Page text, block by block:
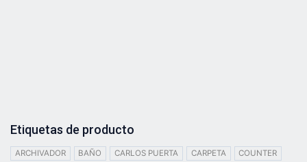
Etiquetas de producto
ARCHIVADOR BAÑO CARLOS PUERTA CARPETA
COUNTER